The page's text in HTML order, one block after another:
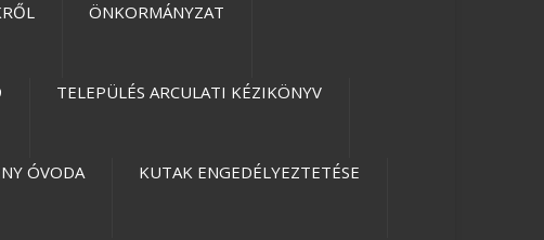
ÖNKORMÁNYZAT
TELEPÜLÉS ARCULATI KÉZIKÖNYV
ÓVODA KUTAK ENGEDÉLYEZTETÉSE